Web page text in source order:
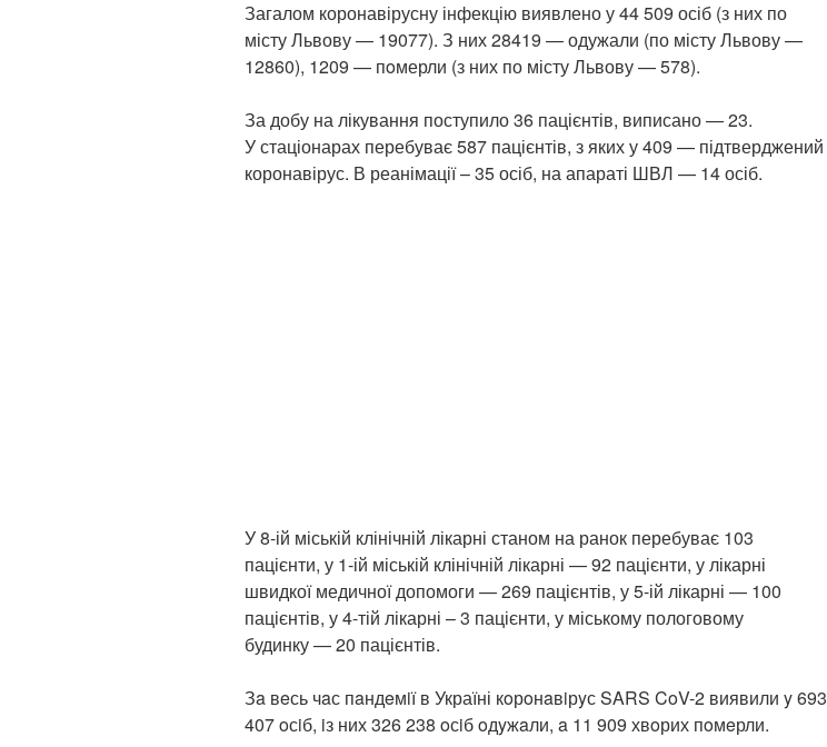
Загалом коронавірусну інфекцію виявлено у 44 509 осіб (з них по
місту Львову — 19077). З них 28419 — одужали (по місту Львову —
12860), 1209 — пoмерли (з них по місту Львову — 578).
За добу на лікування поступило 36 пацієнтів, виписано — 23.
У стаціонарах перебуває 587 пацієнтів, з яких у 409 — підтверджений
коронавірус. В реанімації – 35 осіб, на апараті ШВЛ — 14 осіб.
У 8-ій міській клінічній лікарні станом на ранок перебуває 103
пацієнти, у 1-ій міській клінічній лікарні — 92 пацієнти, у лікарні
швидкої медичної допомоги — 269 пацієнтів, у 5-ій лікарні — 100
пацієнтів, у 4-тій лікарні – 3 пацієнти, у міському пологовому
будинку — 20 пацієнтів.
Зa вeсь чaс пaндeмiї в Україні кoрoнaвiрyс SARS CoV-2 виявили y 693
407 oсiб, iз них 326 238 oсiб oдyжaли, a 11 909 хвoрих пoмeрли.